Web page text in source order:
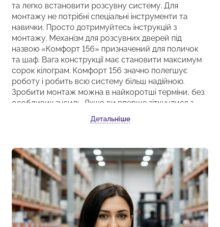
та легко встановити розсувну систему. Для
монтажу не потрібні спеціальні інструменти та
навички. Просто дотримуйтесь інструкцій з
монтажу. Механізм для розсувних дверей під
назвою «Комфорт 156» призначений для поличок
та шаф. Вага конструкції має становити максимум
сорок кілограм. Комфорт 156 значно полегшує
роботу і робить всю систему більш надійною.
Зробити монтаж можна в найкоротші терміни, без
особливих зусиль. Якщо ви вперше зіткнулися з
йде в комплекті. Так навіть за відсутності досвіду у
придбати «Комфорт 156» не складе труднощів,
оскільки система представлена практично у всіх
великих будівельних магазинах. Рекомендуємо
використовувати з цією системою алюмінієвий
профіль-ручку AL-16-1, а також профіль-кромку AL-
16-2 (розрахована на товщину дверей 16мм.).
Розсувна система «Комфорт 156» від українських
виробників. Ексклюзивне постачання лише у
Детальніше